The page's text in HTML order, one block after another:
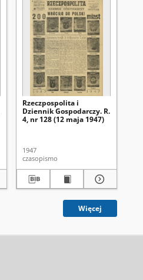
Rzeczpospolita i
Dziennik Gospodarczy. R.
4, nr 128 (12 maja 1947)
1947
czasopismo
Więcej